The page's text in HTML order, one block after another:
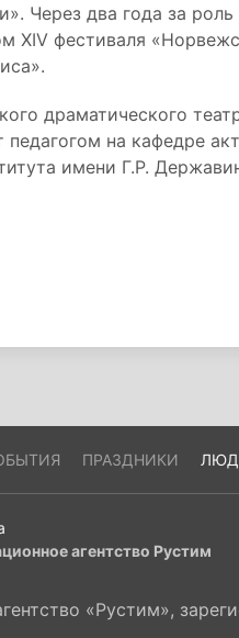
Через два года за
XIV фестиваля
драматического
на кафедре
имени Г.Р.
ПРАЗДНИКИ
агентство Рустим
«Рустим»,